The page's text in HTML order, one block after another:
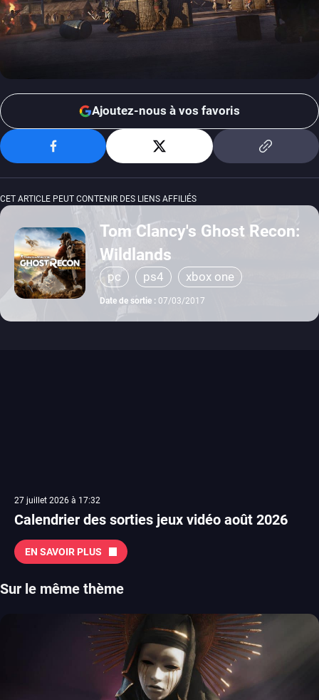
Ajoutez-nous à vos favoris
CET ARTICLE PEUT CONTENIR DES LIENS AFFILIÉS
Tom Clancy's Ghost Recon:
Wildlands
pc ps4 xbox one
Date de sortie : 07/03/2017
27 juillet 2026 à 17:32
Calendrier des sorties jeux vidéo août 2026
EN SAVOIR PLUS
Sur le même thème